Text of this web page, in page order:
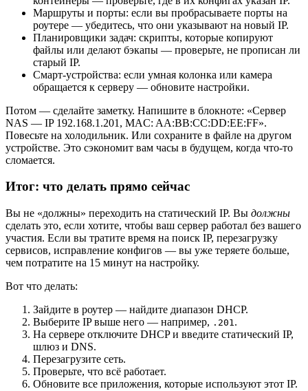
Маршруты и порты: если вы пробрасываете порты на
роутере — убедитесь, что они указывают на новый IP.
Планировщики задач: скрипты, которые копируют
файлы или делают бэкапы — проверьте, не прописан ли
старый IP.
Смарт-устройства: если умная колонка или камера
обращается к серверу — обновите настройки.
Потом — сделайте заметку. Напишите в блокноте: «Сервер
NAS — IP 192.168.1.201, MAC: AA:BB:CC:DD:EE:FF».
Повесьте на холодильник. Или сохраните в файле на другом
устройстве. Это сэкономит вам часы в будущем, когда что-то
сломается.
Итог: что делать прямо сейчас
Вы не «должны» переходить на статический IP. Вы должны
сделать это, если хотите, чтобы ваш сервер работал без вашего
участия. Если вы тратите время на поиск IP, перезагрузку
сервисов, исправление конфигов — вы уже теряете больше,
чем потратите на 15 минут на настройку.
Вот что делать:
Зайдите в роутер — найдите диапазон DHCP.
Выберите IP выше него — например, .201.
На сервере отключите DHCP и введите статический IP,
шлюз и DNS.
Перезагрузите сеть.
Проверьте, что всё работает.
Обновите все приложения, которые используют этот IP.